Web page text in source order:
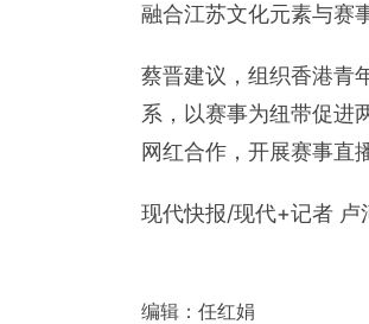
融合江苏文化元素与赛
蔡晋建议，组织香港青
系，以赛事为纽带促进
网红合作，开展赛事直
现代快报/现代+记者
编辑： 任红娟